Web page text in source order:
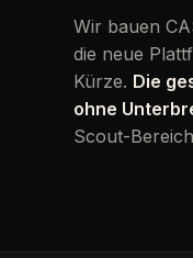
Wir bauen
die neue
Kürze. Die
ohne
Scout-